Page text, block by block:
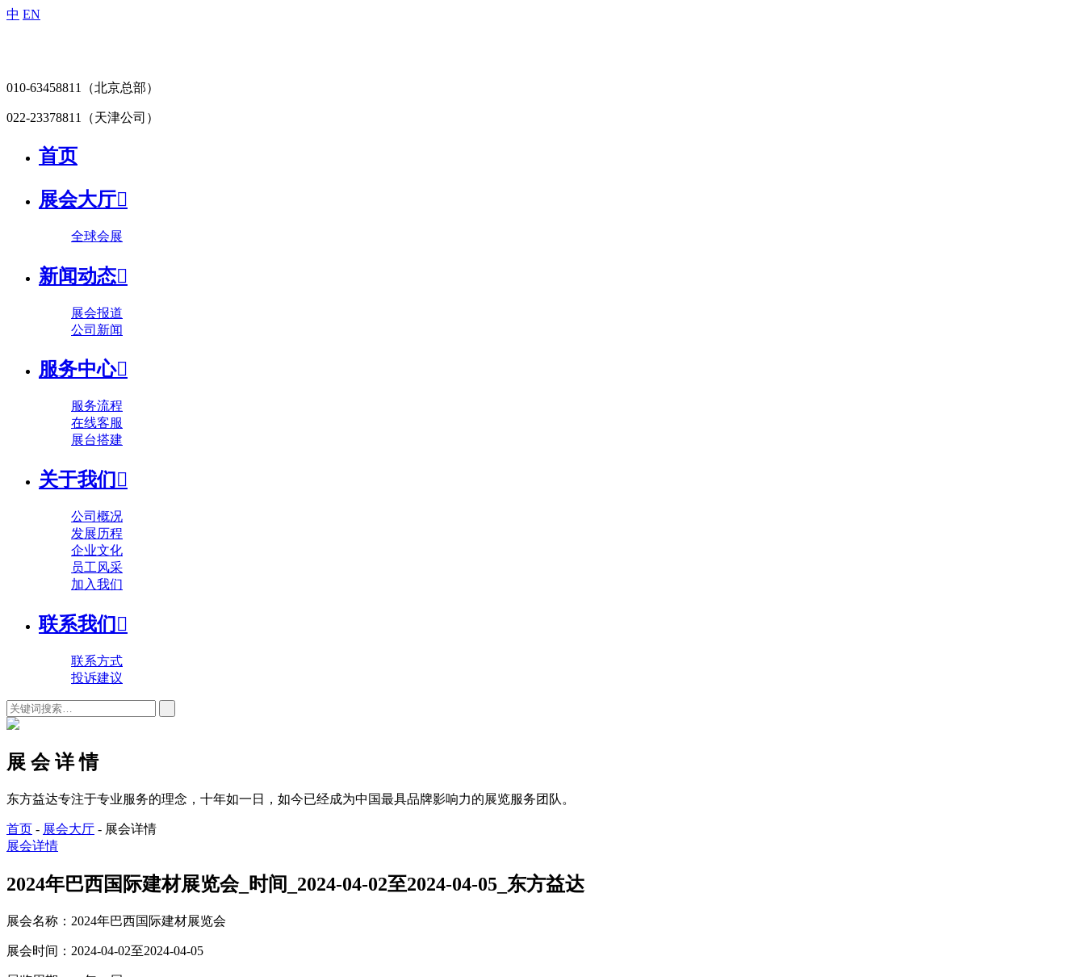
中 EN
010-63458811 （北京总部）
022-23378811 （天津公司）
首页
展会大厅
全球会展
新闻动态
展会报道
公司新闻
服务中心
服务流程
在线客服
展台搭建
关于我们 
公司概况
发展历程
企业文化
员工风采
加入我们
联系我们 
联系方式
投诉建议
展 会 详 情
东方益达专注于专业服务的理念，十年如一日，如今已经成为中国最具品牌影响力的展览服务团队。
首页 - 展会大厅 - 展会详情
展会详情
2024年巴西国际建材展览会_时间_2024-04-02至2024-04-05_东方益达
展会名称： 2024年巴西国际建材展览会
展会时间： 2024-04-02至2024-04-05